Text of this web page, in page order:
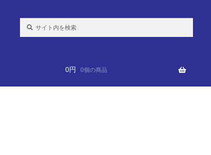
0円 0個の商品